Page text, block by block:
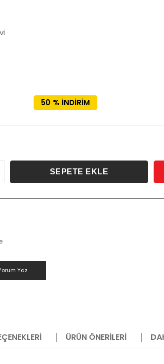
%
50 İNDIRIM
Yaz
ÜRÜN ÖNERILERI